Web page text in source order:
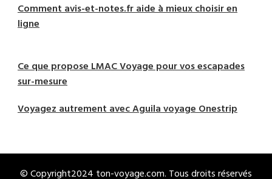
Comment avis-et-notes.fr aide à mieux choisir en
ligne
Ce que propose LMAC Voyage pour vos escapades
sur-mesure
Voyagez autrement avec Aguila voyage Onestrip
© Copyright2024 ton-voyage.com. Tous droits réservés